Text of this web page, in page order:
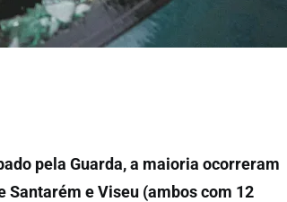
pela Guarda, a maioria ocorreram
Santarém e Viseu (ambos com 12